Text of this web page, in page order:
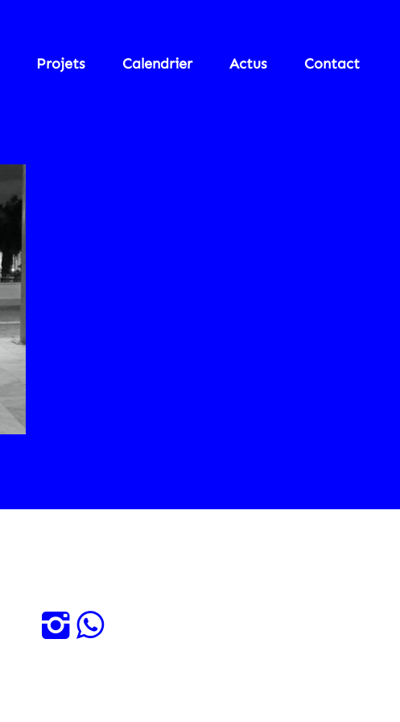
Projets Calendrier Actus Contact